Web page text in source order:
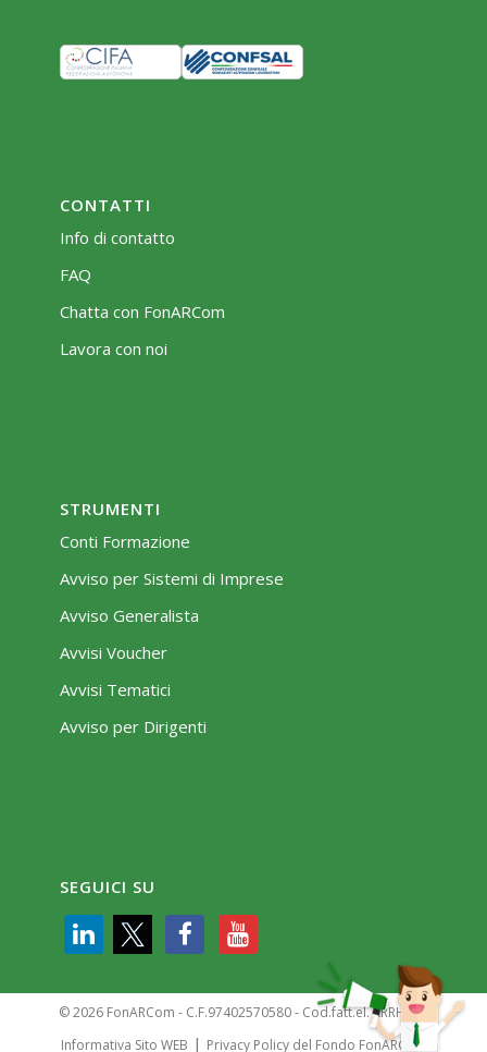
CONTATTI
Info di contatto
FAQ
Chatta con FonARCom
Lavora con noi
STRUMENTI
Conti Formazione
Avviso per Sistemi di Imprese
Avviso Generalista
Avvisi Voucher
Avvisi Tematici
Avviso per Dirigenti
SEGUICI SU
© 2026 FonARCom - C.F.97402570580 - Cod.fatt.el. KRRH6B9
Informativa Sito WEB | Privacy Policy del Fondo FonARCom